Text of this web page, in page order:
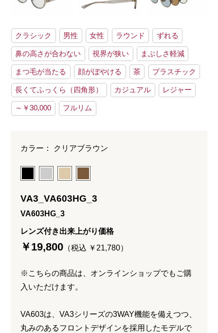
クラシック 男性 女性 ラウンド ずれる
鼻の高さが合わない 視界が狭い まぶしさ軽減
まつ毛が当たる 顔がぼやける 茶 プラスチック
長くてふっくら（四角形） カジュアル レジャー
～￥30,000 フルリム
カラー： クリアブラウン
VA3_VA603HG_3
VA603HG_3
レンズ付き出来上がり価格
￥19,800 （税込 ￥21,780）
※こちらの商品は、オンラインショップでもご購
入いただけます。
VA603は、VA3シリーズの3WAY機能を備えつつ、
丸みのあるフロントデザインを採用したモデルで